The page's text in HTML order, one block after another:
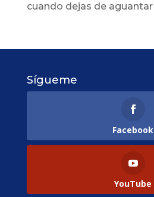
cuando dejas de aguantar
Sígueme
Facebook
YouTube